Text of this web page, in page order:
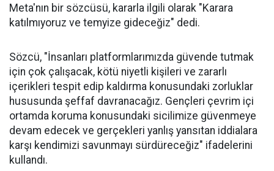
Meta'nın bir sözcüsü, kararla ilgili olarak "Karara
katılmıyoruz ve temyize gideceğiz" dedi.
Sözcü, "İnsanları platformlarımızda güvende tutmak
için çok çalışacak, kötü niyetli kişileri ve zararlı
içerikleri tespit edip kaldırma konusundaki zorluklar
hususunda şeffaf davranacağız. Gençleri çevrim içi
ortamda koruma konusundaki sicilimize güvenmeye
devam edecek ve gerçekleri yanlış yansıtan iddialara
karşı kendimizi savunmayı sürdüreceğiz" ifadelerini
kullandı.